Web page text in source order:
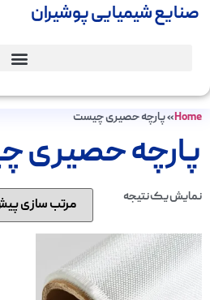
صنایع شیمیایی پوشیران
Home
»پارچه حصیری چیست
پارچه حصیری
نمایش یک نتیجه